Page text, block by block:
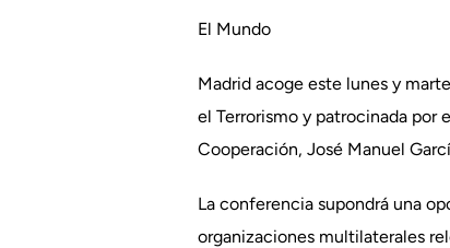
El Mundo
Madrid acoge este lunes y
el Terrorismo y patrocinada por
Cooperación, José Manuel
La conferencia supondrá una
organizaciones multilaterales